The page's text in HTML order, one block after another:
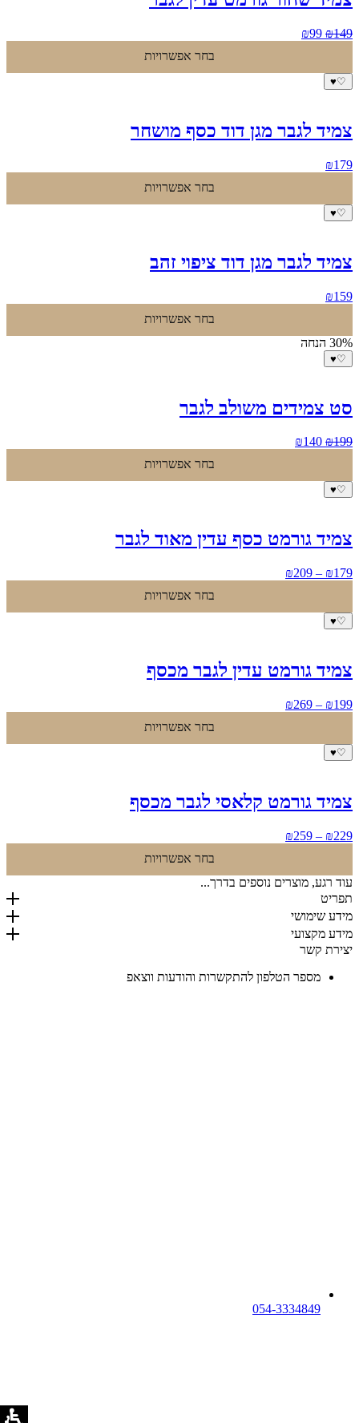
₪149
המחיר
₪149.
₪99
₪99.
בחר אפשרויות
♡
♥
צמיד לגבר מגן דוד כסף מושחר
₪179
בחר אפשרויות
♡
♥
צמיד לגבר מגן דוד ציפוי זהב
₪159
בחר אפשרויות
30% הנחה
♡
♥
סט צמידים משולב לגבר
₪199
המחיר
₪199.
₪140
₪140.
בחר אפשרויות
♡
♥
צמיד גורמט כסף עדין מאוד לגבר
₪179
–
₪209
עד
בחר אפשרויות
♡
♥
צמיד גורמט עדין לגבר מכסף
₪199
–
₪269
עד
בחר אפשרויות
♡
♥
צמיד גורמט קלאסי לגבר מכסף
₪229
–
₪259
עד
בחר אפשרויות
עוד רגע, מוצרים נוספים בדרך...
תפריט
מידע שימושי
מידע מקצועי
יצירת קשר
מספר הטלפון להתקשרות והודעות ווצאפ
054-3334849